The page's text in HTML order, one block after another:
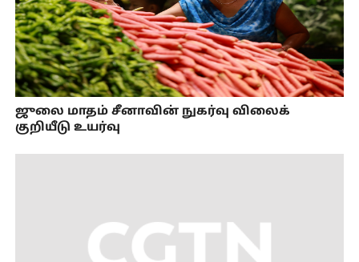
ஜுலை மாதம் சீனாவின் நுகர்வு விலைக்
குறியீடு உயர்வு